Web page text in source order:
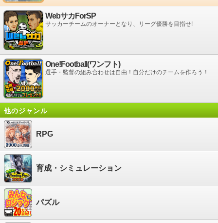
WebサカForSP
サッカーチームのオーナーとなり、リーグ優勝を目指せ!
One!Football(ワンフト)
選手・監督の組み合わせは自由！自分だけのチームを作ろう！
他のジャンル
RPG
育成・シミュレーション
パズル